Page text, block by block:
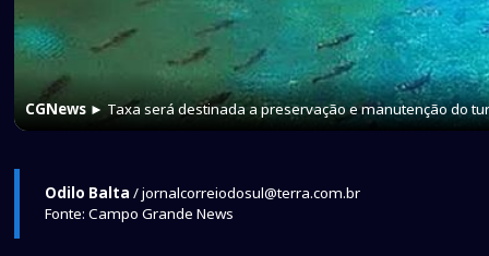
CGNews ► Taxa será destinada a preservação e manutenção do
Odilo Balta / jornalcorreiodosul@terra.com.br
Fonte: Campo Grande News